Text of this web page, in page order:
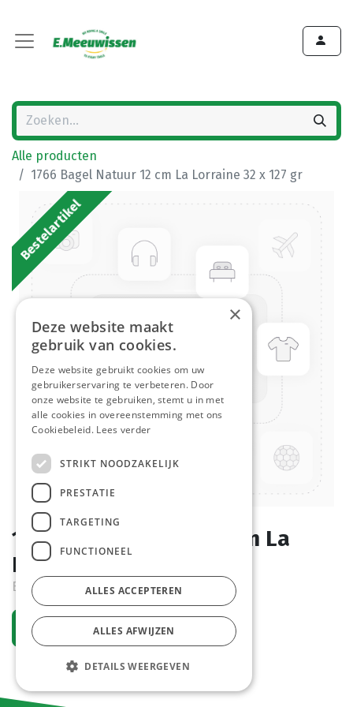
Alle producten
1766 Bagel Natuur 12 cm La Lorraine 32 x 127 gr
Bestelartikel
1766 Bagel Natuur 12 cm La
Lorraine 32 x 127 gr
Bestelartikel
Vraag een account aan
×
Deze website maakt
gebruik van cookies.
Deze website gebruikt cookies om uw
gebruikerservaring te verbeteren. Door
onze website te gebruiken, stemt u in met
alle cookies in overeenstemming met ons
Cookiebeleid. Lees verder
STRIKT NOODZAKELIJK
PRESTATIE
TARGETING
FUNCTIONEEL
ALLES ACCEPTEREN
ALLES AFWIJZEN
DETAILS WEERGEVEN